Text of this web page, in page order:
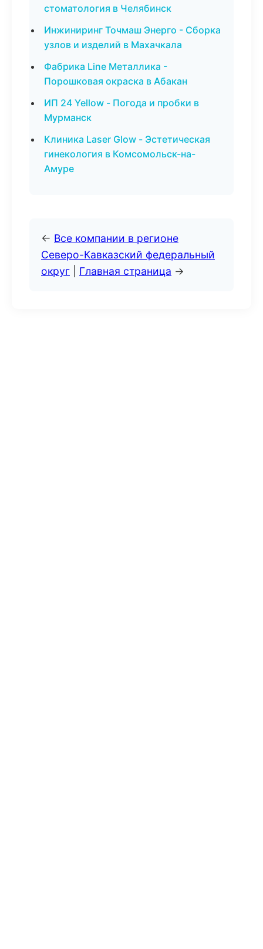
стоматология в Челябинск
Инжиниринг Точмаш Энерго - Сборка
узлов и изделий в Махачкала
Фабрика Line Металлика -
Порошковая окраска в Абакан
ИП 24 Yellow - Погода и пробки в
Мурманск
Клиника Laser Glow - Эстетическая
гинекология в Комсомольск-на-
Амуре
← Все компании в регионе
Северо-Кавказский федеральный
округ
Главная страница →